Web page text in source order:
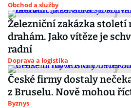
Obchod a služby
Železniční zakázka století
drahám. Jako vítěze je
radní
Doprava a logistika
České firmy dostaly
z Bruselu. Nově mohou
Byznys